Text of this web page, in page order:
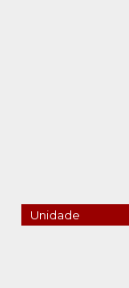
Unidade